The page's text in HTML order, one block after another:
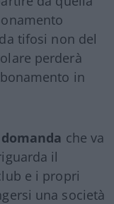
tifosi non del
perderà
in
che va
il
e i propri
una società